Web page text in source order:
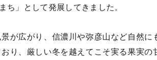
ち」として発展してきました。
が広がり、信濃川や弥彦山など自然に
り、厳しい冬を越えてこそ実る果実の